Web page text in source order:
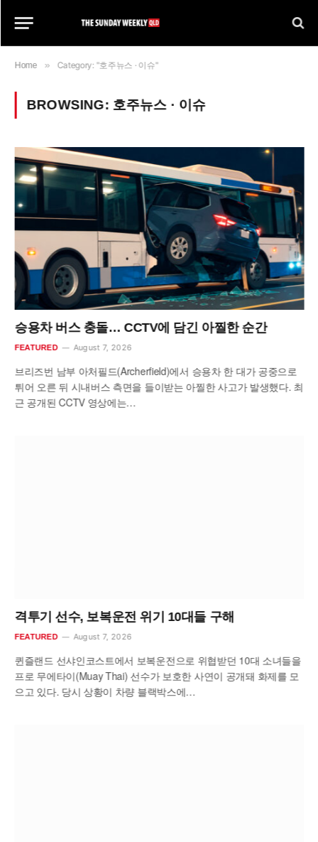
Home » Category: "호주뉴스 · 이슈"
BROWSING: 호주뉴스 · 이슈
승용차 버스 충돌… CCTV에 담긴 아찔한 순간
FEATURED August 7, 2026
브리즈번 남부 아처필드(Archerfield)에서 승용차 한 대가 공중으로
튀어 오른 뒤 시내버스 측면을 들이받는 아찔한 사고가 발생했다. 최
근 공개된 CCTV 영상에는…
격투기 선수, 보복운전 위기 10대들 구해
FEATURED August 7, 2026
퀸즐랜드 선샤인코스트에서 보복운전으로 위협받던 10대 소녀들을
프로 무에타이(Muay Thai) 선수가 보호한 사연이 공개돼 화제를 모
으고 있다. 당시 상황이 차량 블랙박스에…